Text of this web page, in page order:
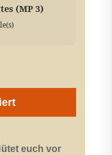
(MP 3)
euch vor